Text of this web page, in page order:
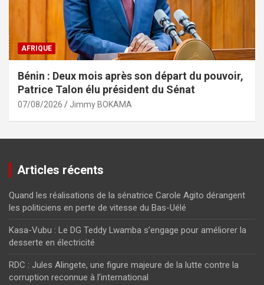
AFRIQUE
Bénin : Deux mois après son départ du pouvoir,
Patrice Talon élu président du Sénat
07/08/2026 Jimmy BOKAMA
Articles récents
Quand les réalisations de la sénatrice Carole Agito dérangent
les politiciens en perte de vitesse du Bas-Uélé
Kasa-Vubu : Le DG Teddy Lwamba s’engage pour améliorer la
desserte en électricité
RDC : Jules Alingete, une figure majeure de la lutte contre la
corruption reconnue à l’international